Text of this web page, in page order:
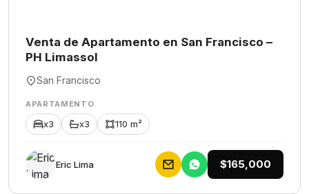
Venta de Apartamento en San Francisco –
PH Limassol
San Francisco
APARTAMENTO
x3 x3 110 m²
Eric Lima $165,000